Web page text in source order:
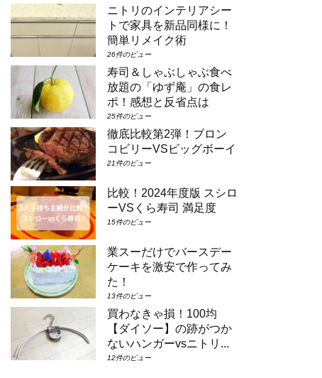
ュー）（3-6階）③コンシェルジュ・ス
ーペリアルーム（パークビュー）（7-8
階）④コンシェルジュ・デラックスルー
ム（パークビュー）（7-8階）となり...
ニトリのインテリアシー
トで家具を新品同様に！
簡単リメイク術
26件のビュー
寿司＆しゃぶしゃぶ食べ
放題の「ゆず庵」の食レ
ポ！感想と反省点は
25件のビュー
徹底比較第2弾！ブロン
コビリーVSビッグボーイ
21件のビュー
比較！2024年度版 スシロ
ーVSくら寿司 満足度
15件のビュー
業スーだけでバースデー
ケーキを激安で作ってみ
た！
13件のビュー
買わなきゃ損！100均
【ダイソー】の跡がつか
ないハンガーvsニトリ...
12件のビュー